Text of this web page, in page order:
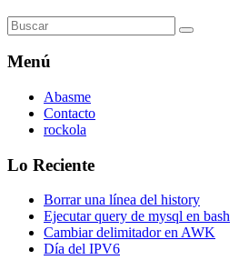
Menú
Abasme
Contacto
rockola
Lo Reciente
Borrar una línea del history
Ejecutar query de mysql en bash
Cambiar delimitador en AWK
Día del IPV6